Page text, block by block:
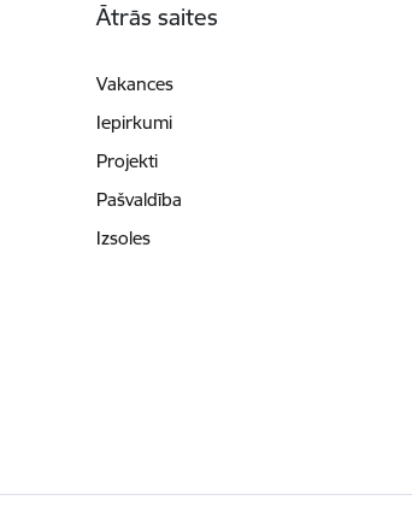
Ātrās saites
Vakances
Iepirkumi
Projekti
Pašvaldība
Izsoles